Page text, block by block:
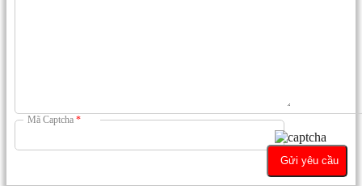
Mã Captcha *